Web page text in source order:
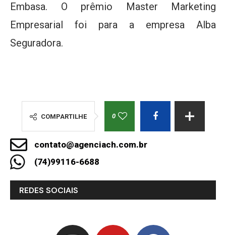
Embasa. O prêmio Master Marketing
Empresarial foi para a empresa Alba
Seguradora.
COMPARTILHE 0
contato@agenciach.com.br
(74)99116-6688
REDES SOCIAIS